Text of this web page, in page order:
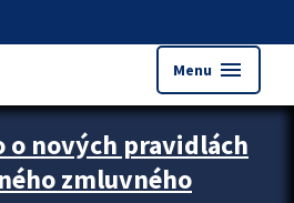
Menu menu
o nových pravidlách
zmluvného